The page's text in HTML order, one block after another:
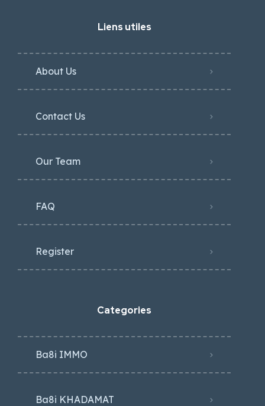
Liens utiles
About Us
Contact Us
Our Team
FAQ
Register
Categories
Ba8i IMMO
Ba8i KHADAMAT